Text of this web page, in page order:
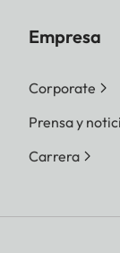
Empresa
Corporate
Prensa y
Carrera